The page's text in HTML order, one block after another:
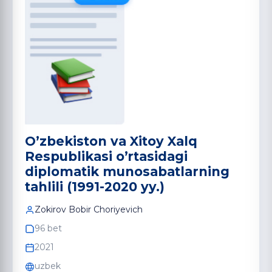
Oʼzbekiston va Xitoy Xalq
Respublikasi oʼrtasidagi
diplomatik munosabatlarning
tahlili (1991-2020 yy.)
Zokirov Bobir Choriyevich
96 bet
2021
uzbek